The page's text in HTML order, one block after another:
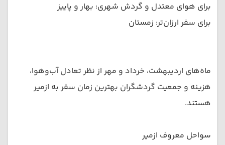
برای هوای معتدل و گردش شهری: بهار و پاییز
برای سفر ارزان‌تر: زمستان
ماه‌های اردیبهشت، خرداد و مهر از نظر تعادل آب‌وهوا،
هزینه و جمعیت گردشگران بهترین زمان سفر به ازمیر
هستند.
سواحل معروف ازمیر